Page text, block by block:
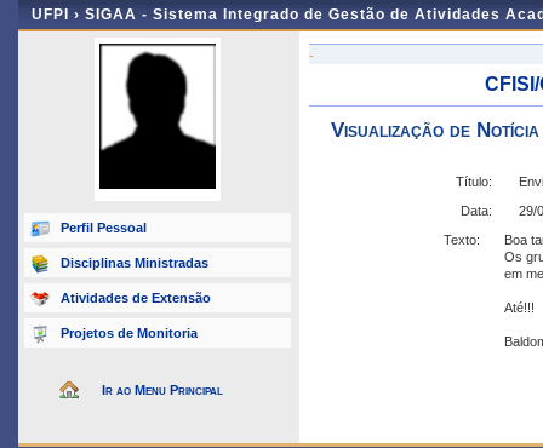
UFPI › SIGAA - Sistema Integrado de Gestão de Atividades
Perfil Pessoal
Disciplinas Ministradas
Atividades de Extensão
Projetos de Monitoria
Ir ao Menu Principal
-
Visualização de Notícia
Título:
Data:
29/
Texto:
Boa
Os
em
Até!!!